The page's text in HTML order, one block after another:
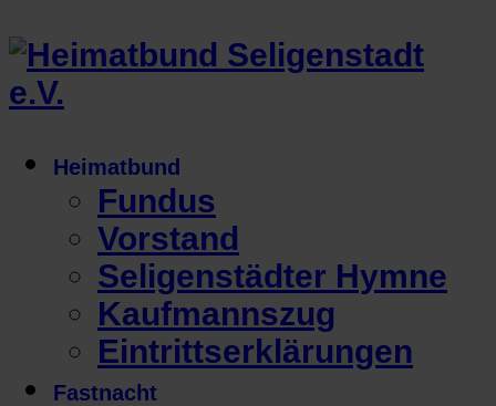
Heimatbund
Fundus
Vorstand
Seligenstädter Hymne
Kaufmannszug
Eintrittserklärungen
Fastnacht